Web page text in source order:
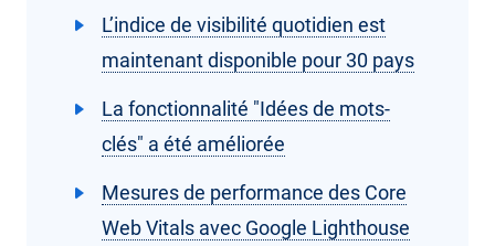
L’indice de visibilité quotidien est
maintenant disponible pour 30 pays
La fonctionnalité "Idées de mots-
clés" a été améliorée
Mesures de performance des Core
Web Vitals avec Google Lighthouse